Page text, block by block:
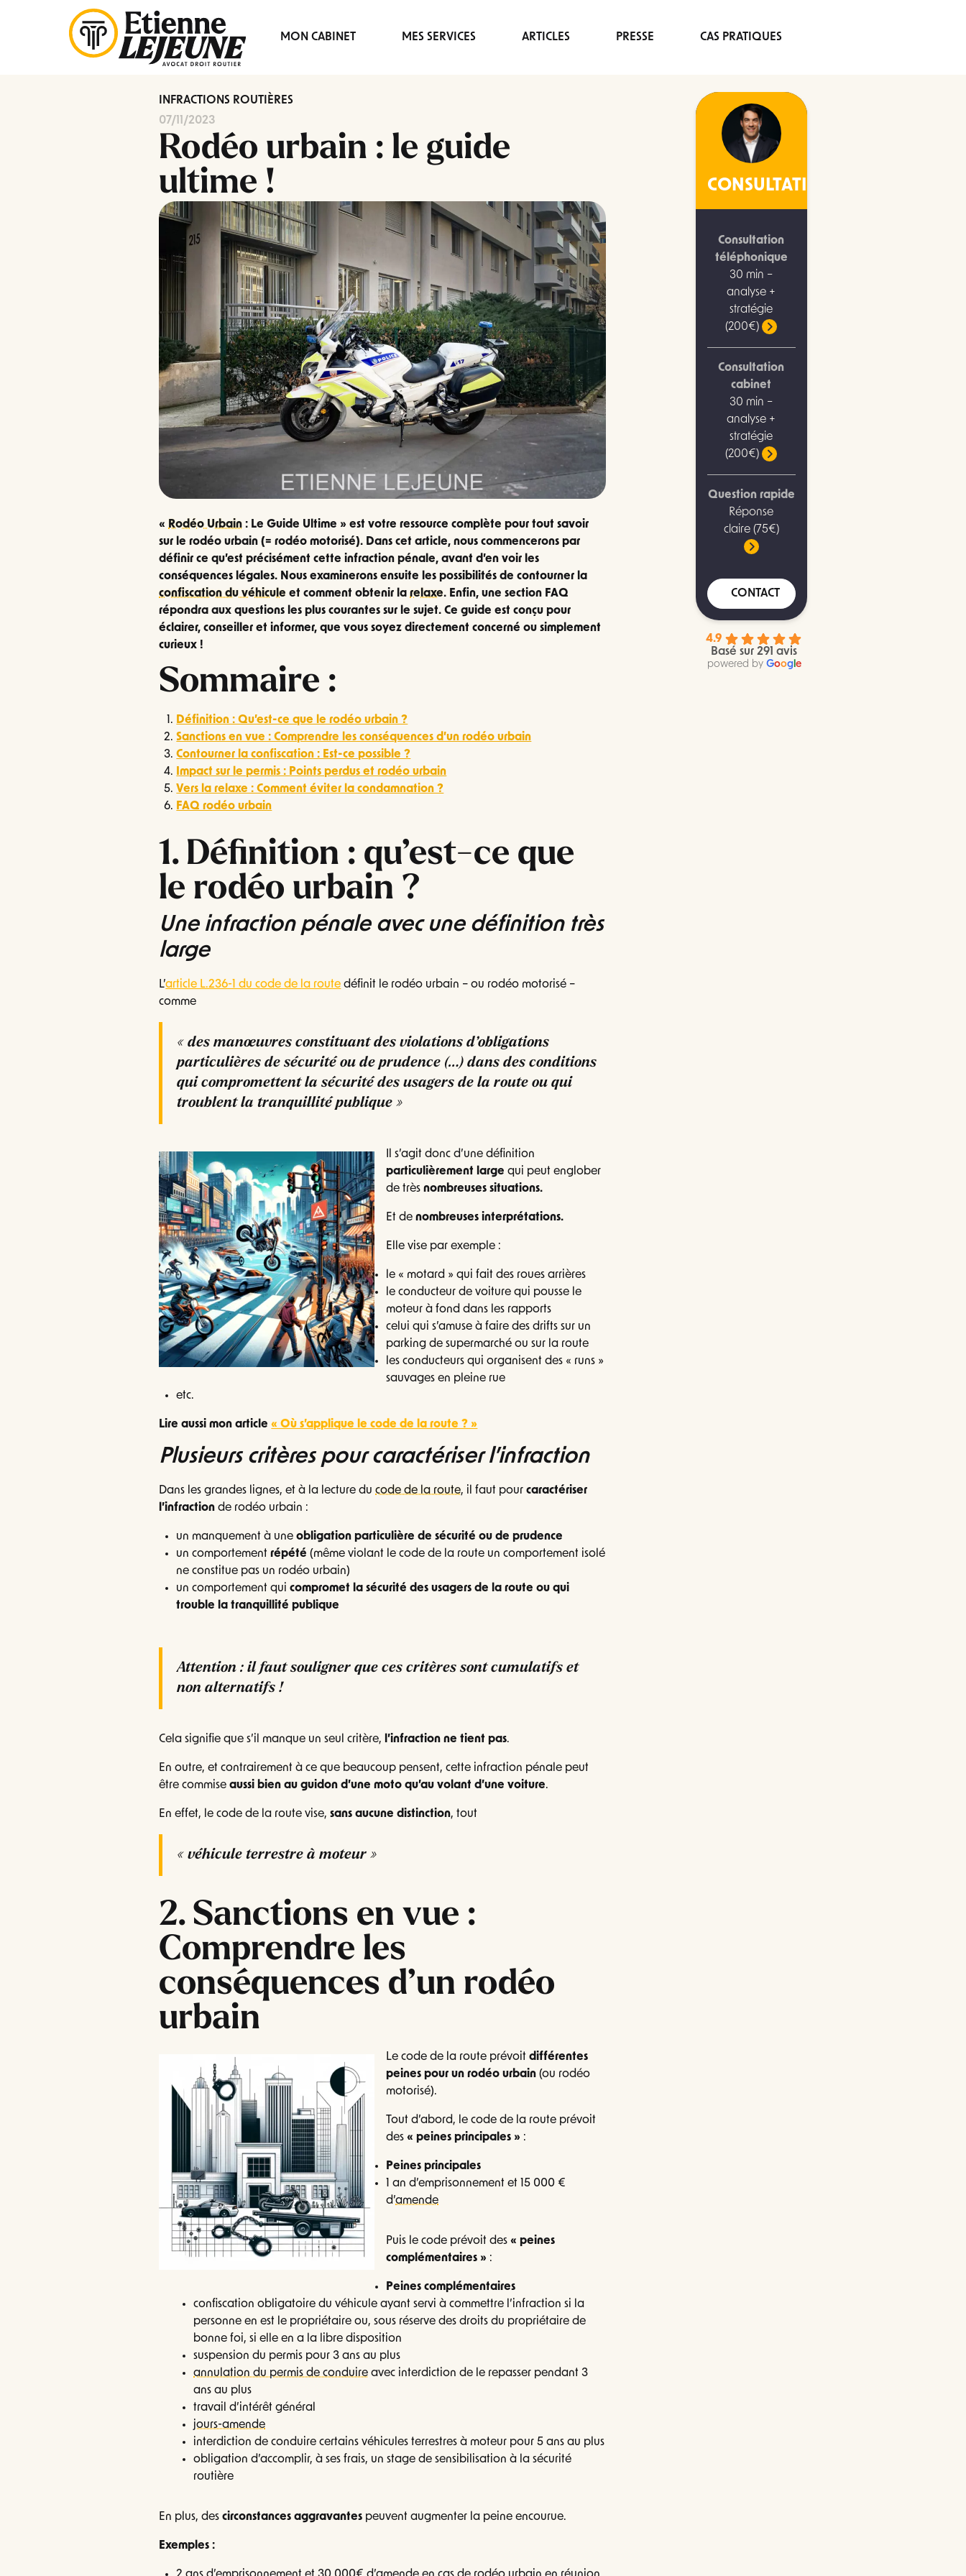
MON CABINET MES SERVICES ARTICLES PRESSE CAS PRATIQUES
INFRACTIONS ROUTIÈRES
07/11/2023
Rodéo urbain : le guide
ultime !
«Rodéo Urbain : Le Guide Ultime » est votre ressource complète pour tout savoir
sur le rodéo urbain (= rodéo motorisé). Dans cet article, nous commencerons par
définir ce qu’est précisément cette infraction pénale, avant d’en voir les
conséquences légales. Nous examinerons ensuite les possibilités de contourner la
confiscation du véhicule et comment obtenir larelaxe. Enfin, une section FAQ
répondra aux questions les plus courantes sur le sujet. Ce guide est conçu pour
éclairer, conseiller et informer, que vous soyez directement concerné ou simplement
curieux !
Sommaire :
Définition : Qu’est-ce que le rodéo urbain ?
Sanctions en vue : Comprendre les conséquences d’un rodéo urbain
Contourner la confiscation : Est-ce possible ?
Impact sur le permis : Points perdus et rodéo urbain
Vers la relaxe : Comment éviter la condamnation ?
FAQ rodéo urbain
1. Définition : qu’est-ce que
le rodéo urbain ?
Une infraction pénale avec une définition très
large
L’article L.236-1 du code de la route définit le rodéo urbain – ou rodéo motorisé –
comme
« des manœuvres constituant des violations d’obligations
particulières de sécurité ou de prudence (…) dans des conditions
qui compromettent la sécurité des usagers de la route ou qui
troublent la tranquillité publique »
Il s’agit donc d’une définition
particulièrement largequi peut englober
de trèsnombreuses situations.
Et denombreuses interprétations.
Elle vise par exemple :
le « motard » qui fait des roues arrières
le conducteur de voiture qui pousse le
moteur à fond dans les rapports
celui qui s’amuse à faire des drifts sur un
parking de supermarché ou sur la route
les conducteurs qui organisent des « runs »
sauvages en pleine rue
etc.
Lire aussi mon article« Où s’applique le code de la route ? »
Plusieurs critères pour caractériser l’infraction
Dans les grandes lignes, et à la lecture ducode de la route, il faut pourcaractériser
l’infraction de rodéo urbain :
un manquement à uneobligation particulière de sécurité ou de prudence
un comportementrépété (même violant le code de la route un comportement isolé
ne constitue pas un rodéo urbain)
un comportement quicompromet la sécurité des usagers de la route ou qui
trouble la tranquillité publique
Attention : il faut souligner que ces critères sontcumulatifs et
non alternatifs !
Cela signifie que s’il manque un seul critère,l’infraction ne tient pas.
En outre, et contrairement à ce que beaucoup pensent, cette infraction pénale peut
être commiseaussi bien au guidon d’une moto qu’au volant d’une voiture.
En effet, le code de la route vise,sans aucune distinction, tout
« véhicule terrestre à moteur »
2. Sanctions en vue :
Comprendre les
conséquences d’un rodéo
urbain
Le code de la route prévoitdifférentes
peines pour un rodéo urbain (ou rodéo
motorisé).
Tout d’abord, le code de la route prévoit
des« peines principales » :
Peines principales
1 an d’emprisonnement et 15 000 €
d’amende
Puis le code prévoit des« peines
complémentaires » :
Peines complémentaires
confiscation obligatoire du véhicule ayant servi à commettre l’infraction si la
personne en est le propriétaire ou, sous réserve des droits du propriétaire de
bonne foi, si elle en a la libre disposition
suspension du permis pour 3 ans au plus
annulation du permis de conduire avec interdiction de le repasser pendant 3
ans au plus
travail d’intérêt général
jours-amende
interdiction de conduire certains véhicules terrestres à moteur pour 5 ans au plus
obligation d’accomplir, à ses frais, un stage de sensibilisation à la sécurité
routière
En plus, descirconstances aggravantes peuvent augmenter la peine encourue.
Exemples :
CONSULTATION
Consultation
téléphonique
30 min –
analyse +
stratégie
(200€)
Consultation
cabinet
30 min –
analyse +
stratégie
(200€)
Question rapide
Réponse
claire (75€)
CONTACT
4.9
Basé sur 291 avis
powered by Google